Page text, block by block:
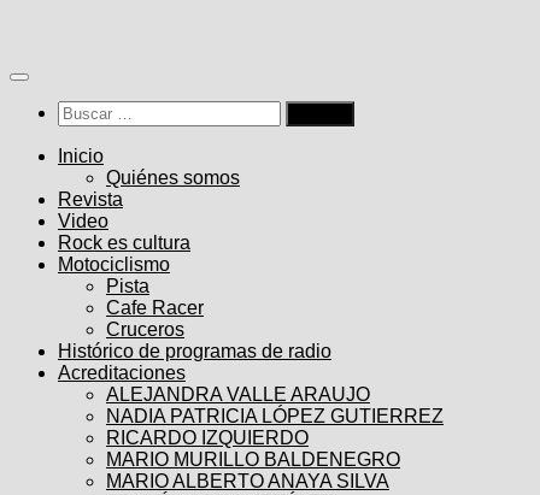
contenido
Buscar:
Inicio
Quiénes somos
Revista
Video
Rock es cultura
Motociclismo
Pista
Cafe Racer
Cruceros
Histórico de programas de radio
Acreditaciones
ALEJANDRA VALLE ARAUJO
NADIA PATRICIA LÓPEZ GUTIERREZ
RICARDO IZQUIERDO
MARIO MURILLO BALDENEGRO
MARIO ALBERTO ANAYA SILVA